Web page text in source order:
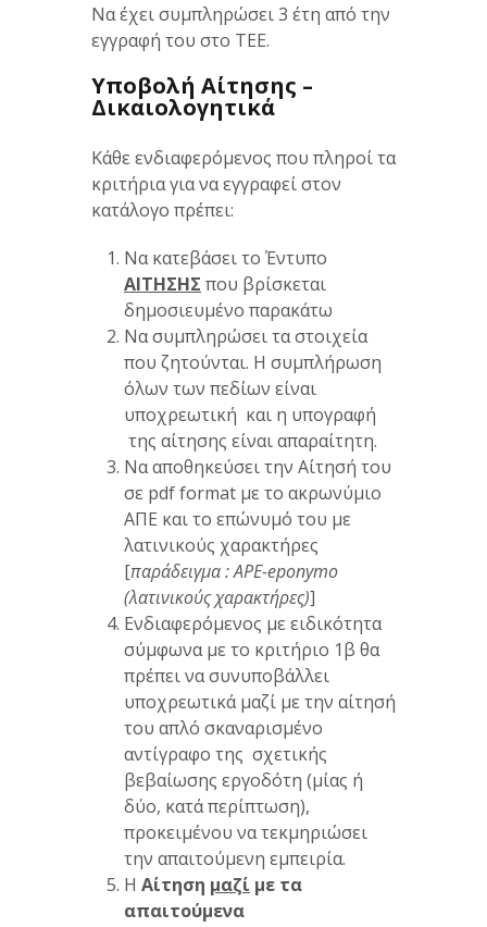
Να έχει συμπληρώσει 3 έτη από την
εγγραφή του στο ΤΕΕ.
Υποβολή Αίτησης –
Δικαιολογητικά
Κάθε ενδιαφερόμενος που πληροί τα
κριτήρια για να εγγραφεί στον
κατάλογο πρέπει:
Να κατεβάσει το Έντυπο
ΑΙΤΗΣΗΣ που βρίσκεται
δημοσιευμένο παρακάτω
Να συμπληρώσει τα στοιχεία
που ζητούνται. Η συμπλήρωση
όλων των πεδίων είναι
υποχρεωτική και η υπογραφή
της αίτησης είναι απαραίτητη.
Να αποθηκεύσει την Αίτησή του
σε pdf format με το ακρωνύμιο
ΑΠΕ και το επώνυμό του με
λατινικούς χαρακτήρες
[παράδειγμα : APE-eponymo
(λατινικούς χαρακτήρες)]
Ενδιαφερόμενος με ειδικότητα
σύμφωνα με το κριτήριο 1β θα
πρέπει να συνυποβάλλει
υποχρεωτικά μαζί με την αίτησή
του απλό σκαναρισμένο
αντίγραφο της σχετικής
βεβαίωσης εργοδότη (μίας ή
δύο, κατά περίπτωση),
προκειμένου να τεκμηριώσει
την απαιτούμενη εμπειρία.
Η Αίτηση μαζί με τα
απαιτούμενα